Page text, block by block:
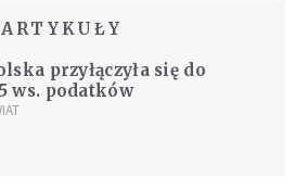
przyłączyła się do
ws. podatków